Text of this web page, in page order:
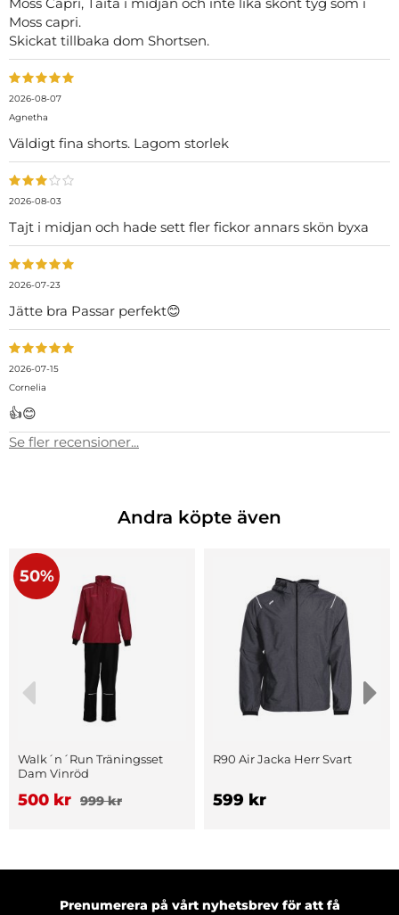
Moss capri.
Skickat tillbaka dom Shortsen.
2026-08-07
Agnetha
Väldigt fina shorts. Lagom storlek
2026-08-03
Tajt i midjan och hade sett fler fickor annars skön byxa
2026-07-23
Jätte bra Passar perfekt😊
2026-07-15
Cornelia
👍😊
Se fler recensioner...
Andra köpte även
50%
Walk´n´Run Träningsset
Dam Vinröd
500 kr 999 kr
R90 Air Jacka Herr Svart
599 kr
Prenumerera på vårt nyhetsbrev för att få